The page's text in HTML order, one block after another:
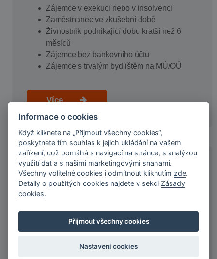
Zájemce v exekuci nebo v insolvenci
Zaměstnanec ve zkušební době
Živnostník podnikající dobu kratší než 6
měsíců
Zájemce bez bankovního účtu
Zájemce s trvalým bydlištěm na MÚ/OÚ
Více
KDO JSME A NAŠE VÝHODY
Jsme přímý poskytovatel spotřebitelských
Informace o cookies
Když kliknete na „Přijmout všechny cookies“,
poskytnete tím souhlas k jejich ukládání na vašem
zařízení, což pomáhá s navigací na stránce, s analýzou
využití dat a s našimi marketingovými snahami.
Všechny volitelné cookies i odmítnout kliknutím zde.
Detaily o použitých cookies najdete v sekci Zásady
cookies.
Přijmout všechny cookies
Nastavení cookies